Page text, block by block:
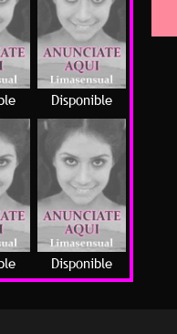
Disponible
Disponible